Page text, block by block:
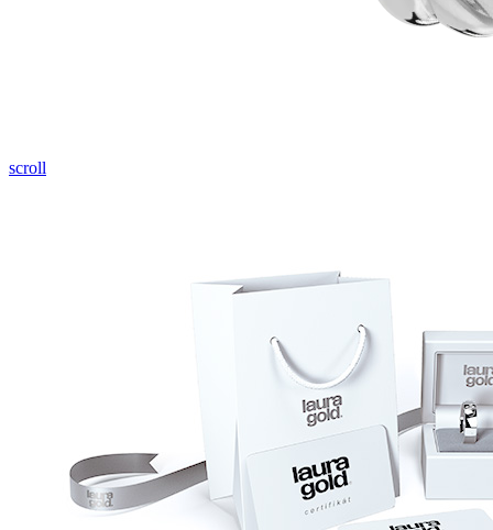
Zásnubné prstne z kolekcie Twist Elegance.
scroll